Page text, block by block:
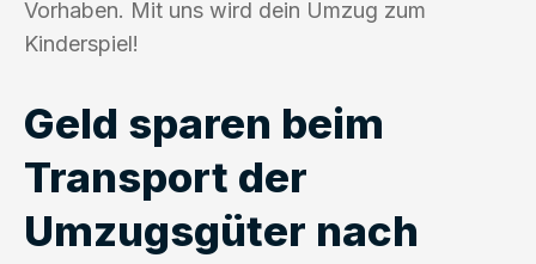
Vorhaben. Mit uns wird dein Umzug zum
Kinderspiel!
Geld sparen beim
Transport der
Umzugsgüter nach